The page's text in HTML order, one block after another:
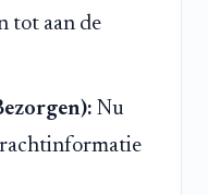
tot aan de
Nu